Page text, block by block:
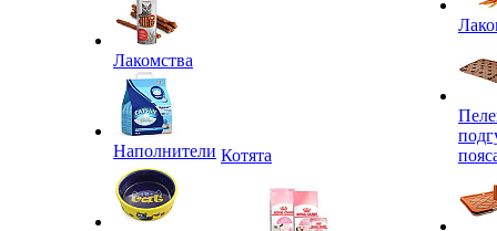
Лакомства
Наполнители Котята